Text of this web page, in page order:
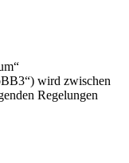
wird zwischen
Regelungen